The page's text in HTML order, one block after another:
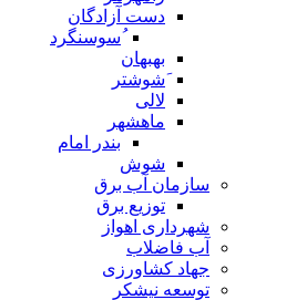
دست آزادگان
ُسوسنگرد
بهبهان
َشوشتر
لالی
ماهشهر
بندر امام
شوش
سازمان آب برق
توزیع برق
شهرداری اهواز
آب فاضلاب
جهاد کشاورزی
توسعه نیشکر